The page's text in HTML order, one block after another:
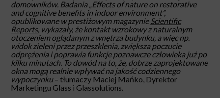
domowników. Badania „Effects of nature on restorative
and cognitive benefits in indoor environment”,
opublikowane w prestiżowym magazynie Scientific
Reports, wykazały, że kontakt wzrokowy z naturalnym
otoczeniem oglądanym z wnętrza budynku, a więc np.
widok zieleni przez przeszklenia, zwiększa poczucie
odprężenia i poprawia funkcje poznawcze człowieka już po
kilku minutach. To dowód na to, że, dobrze zaprojektowane
okna mogą realnie wpływać na jakość codziennego
wypoczynku– tłumaczy Maciej Mańko, Dyrektor
Marketingu Glass i Glassolutions.